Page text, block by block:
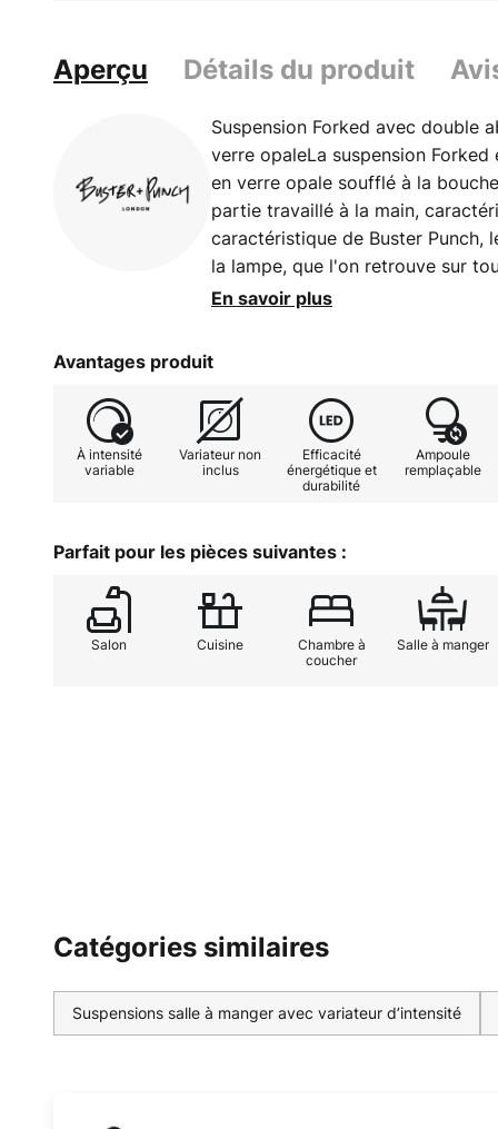
Aperçu Détails du produit
Suspension Forked avec double
verre opaleLa suspension
en verre opale soufflé à la
partie travaillé à la main,
caractéristique de Buster Punch,
la lampe, que l'on retrouve sur
L'abat-jour en laiton, largement
lumière idéale au-dessus des
suspendue n'est pas seulement
mais aussi à des domaines tels
Une ampoule LED de couleur
fournie. L'ampoule est
fabrique pas seulement des
Londres en 2013 et fabrique tous
massifs de haute qualité, dont
En savoir plus
Avantages produit
À intensité
variable
Variateur non
inclus
Efficacité
énergétique et
durabilité
Ampoule
remplaçable
Parfait pour les pièces suivantes :
Salon Cuisine
Chambre à
coucher
Salle à manger
Catégories similaires
Suspensions salle à manger avec variateur d’intensité